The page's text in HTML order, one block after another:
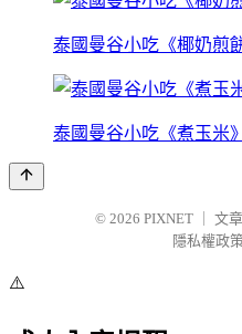
泰國曼谷小吃《椰奶煎
泰國曼谷小吃《煮玉米
© 2026 PIXNET
文
隱私權政
⚠️